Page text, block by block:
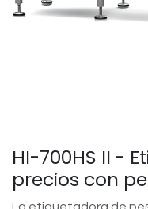
HI-700HS II -
precios con